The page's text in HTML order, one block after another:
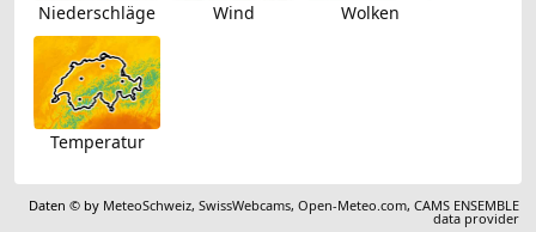
Niederschläge Wind Wolken
Temperatur
Daten © by MeteoSchweiz,SwissWebcams,Open-Meteo.com,CAMS ENSEMBLE
data provider